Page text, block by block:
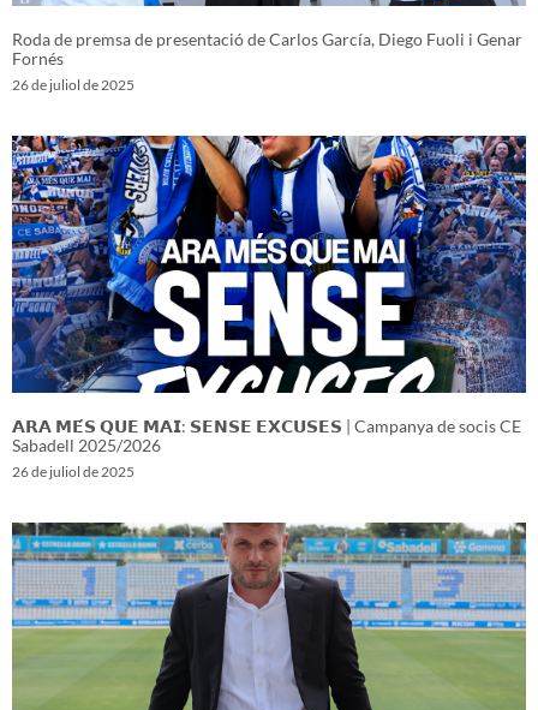
Roda de premsa de presentació de Carlos García, Diego Fuoli i Genar
Fornés
26 de juliol de 2025
𝗔𝗥𝗔 𝗠𝗘́𝗦 𝗤𝗨𝗘 𝗠𝗔𝗜: 𝗦𝗘𝗡𝗦𝗘 𝗘𝗫𝗖𝗨𝗦𝗘𝗦 | Campanya de socis CE
Sabadell 2025/2026
26 de juliol de 2025